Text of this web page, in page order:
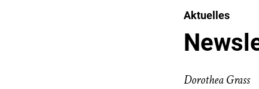
Aktuelles
Dorothea Grass